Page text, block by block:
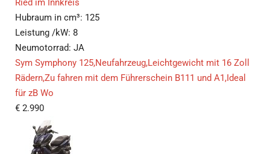
Ried im Innkreis
Hubraum in cm³: 125
Leistung /kW: 8
Neumotorrad: JA
Sym Symphony 125,Neufahrzeug,Leichtgewicht mit 16 Zoll
Rädern,Zu fahren mit dem Führerschein B111 und A1,Ideal
für zB Wo
€ 2.990